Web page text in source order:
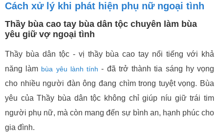
Cách xử lý khi phát hiện phụ nữ ngoại tình
Thầy bùa cao tay bùa dân tộc chuyên làm bùa
yêu giữ vợ ngoại tình
Thầy bùa dân tộc - vị thầy bùa cao tay nổi tiếng với khả
năng làm bùa yêu lành tính - đã trở thành tia sáng hy vọng
cho nhiều người đàn ông đang chìm trong tuyệt vọng. Bùa
yêu của Thầy bùa dân tộc không chỉ giúp níu giữ trái tim
người phụ nữ, mà còn mang đến sự bình an, hạnh phúc cho
gia đình.